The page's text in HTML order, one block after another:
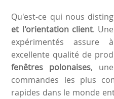
Qu'est-ce qui nous
et l'orientation client.
expérimentés
excellente qualité de
fenêtres polonaises,
commandes les plus
rapides dans le monde